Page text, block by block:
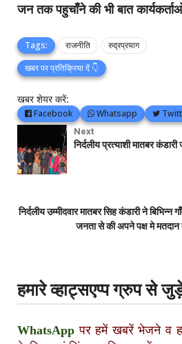
जन तक पहुचाँने की भी बात
Tags: राजनीति
रुद्रप्रयाग
खबर पर प्रतिक्रिया दें 👇
खबर शेयर करें:
Facebook Whatsapp
Next
निर्दलीय प्रत्याशी मातबर
निर्दलीय उम्मीदवार मातबर सिह कंडारी ने बिभिन्न
जनता से की अपने पक्ष मे
हमारे व्हाट्सएप्प ग्रुप से
WhatsApp पर हमें खबरें भेजने व